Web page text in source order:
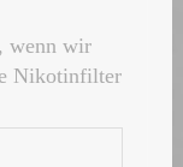
wenn wir
Nikotinfilter